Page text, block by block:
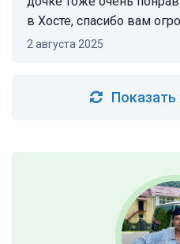
в Хосте, спасибо вам
2 августа 2025